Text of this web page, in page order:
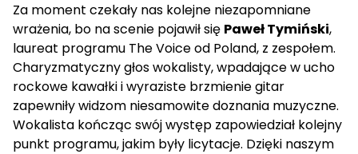
Za moment czekały nas kolejne niezapomniane
wrażenia, bo na scenie pojawił się Paweł Tymiński,
laureat programu The Voice od Poland, z zespołem.
Charyzmatyczny głos wokalisty, wpadające w ucho
rockowe kawałki i wyraziste brzmienie gitar
zapewniły widzom niesamowite doznania muzyczne.
Wokalista kończąc swój występ zapowiedział kolejny
punkt programu, jakim były licytacje. Dzięki naszym